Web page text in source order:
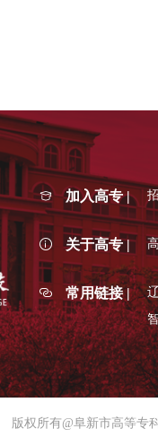
加入高专 |
关于高专 |
常用链接 |
版权所有@阜新市高等专